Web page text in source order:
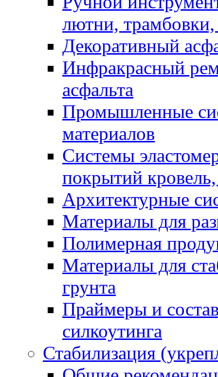
лютни, трамбовки,
Декоративный
Инфракрасный
асфальта
Промышленные
материалов
Системы
покрытий
Архитектурные
Материалы для
Полимерная
Материалы для
грунта
Праймеры и
силкоутинга
Стабилизация